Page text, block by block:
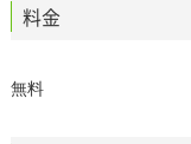
料金
無料